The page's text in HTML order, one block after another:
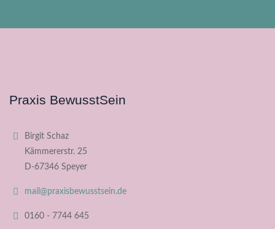
Praxis BewusstSein
Birgit Schaz
Kämmererstr. 25
D-67346 Speyer
mail@praxisbewusstsein.de
0160 - 7744 645